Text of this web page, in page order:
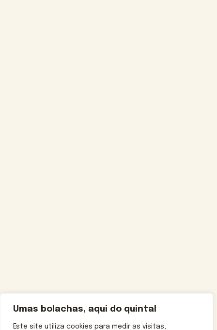
Umas bolachas, aqui do quintal
Este site utiliza cookies para medir as visitas,